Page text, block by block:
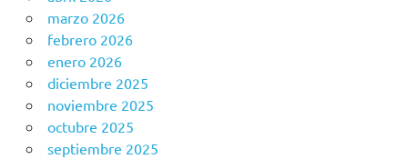
marzo 2026
febrero 2026
enero 2026
diciembre 2025
noviembre 2025
octubre 2025
septiembre 2025